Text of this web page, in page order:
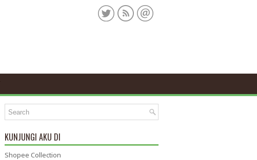
KUNJUNGI AKU DI
Shopee Collection